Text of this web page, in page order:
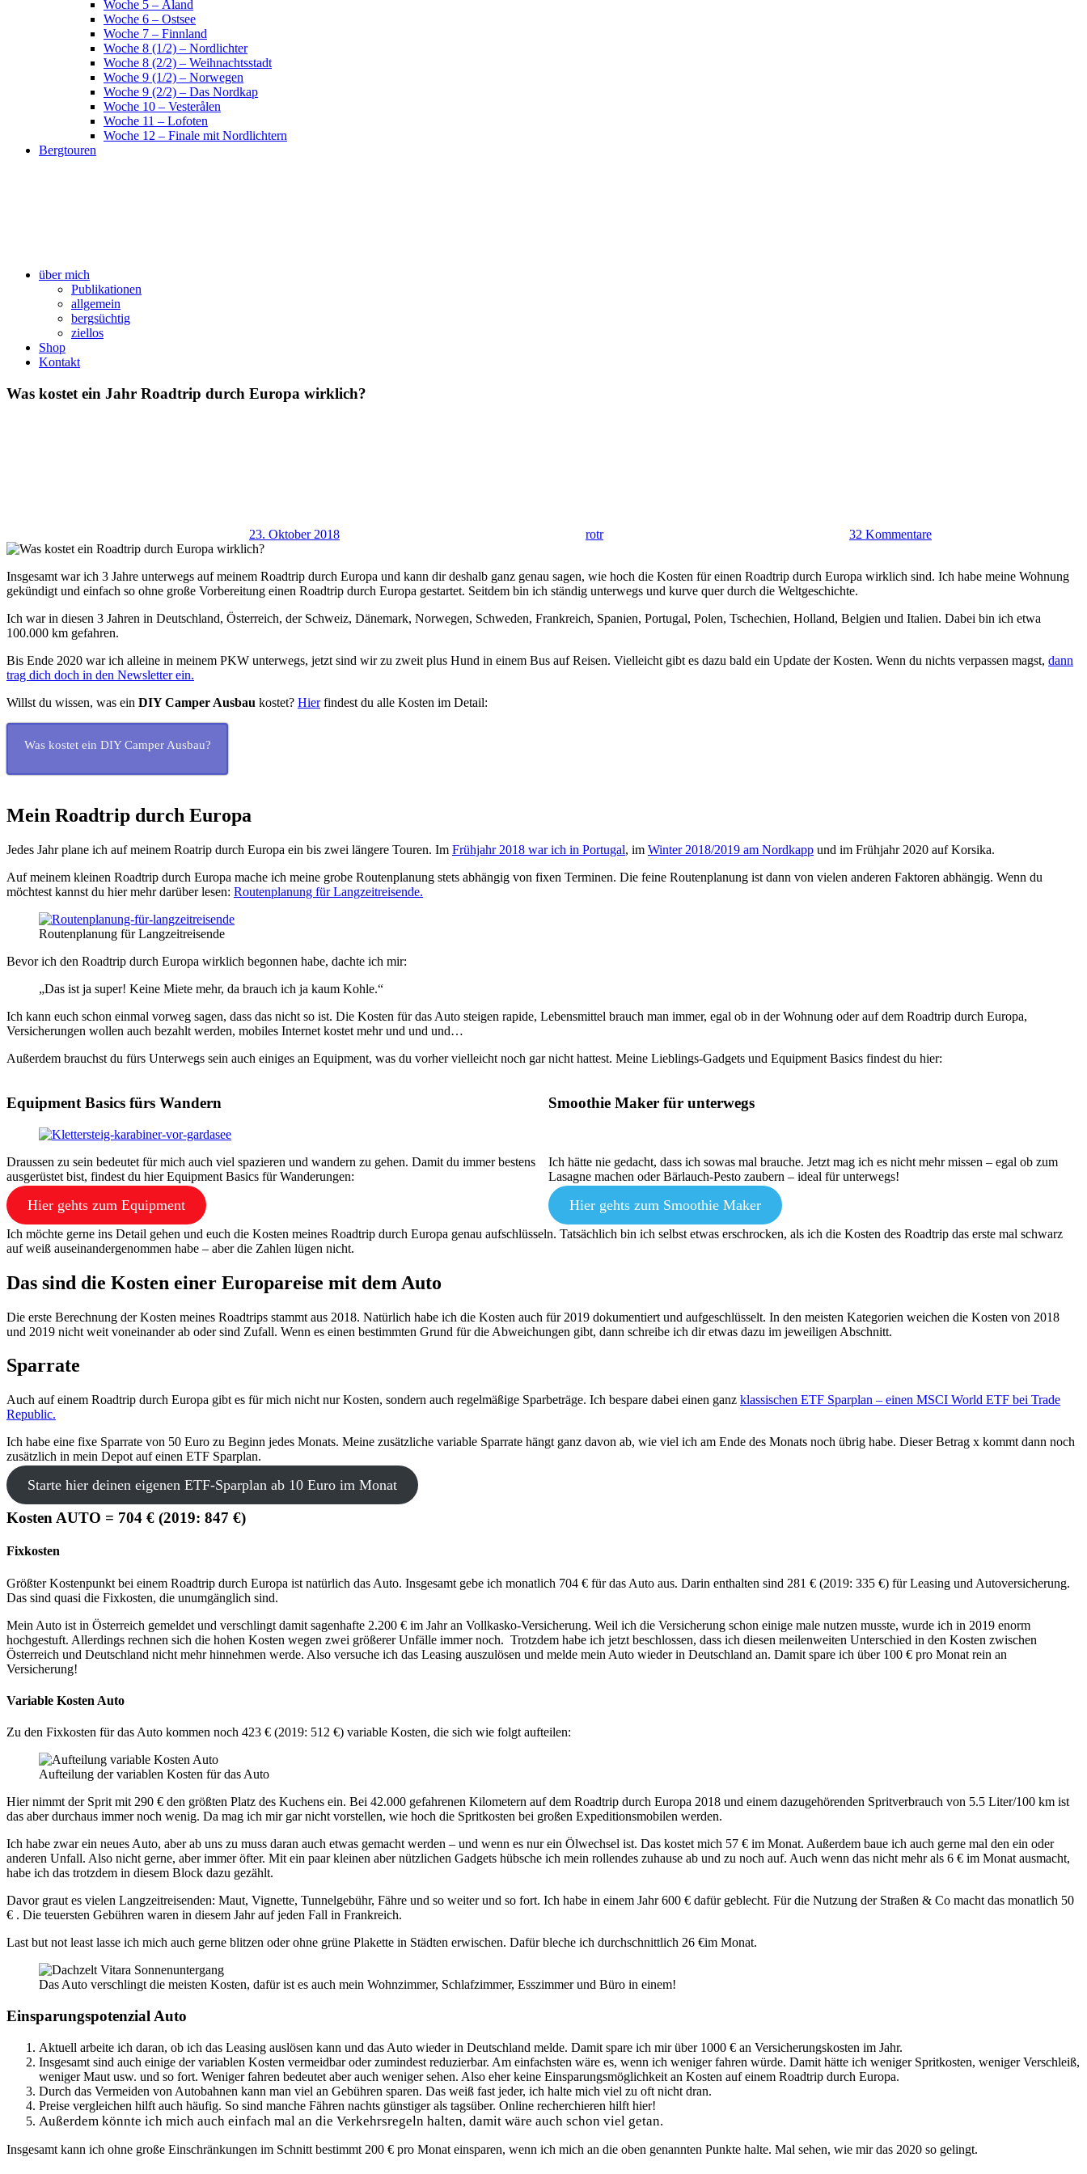
Woche 5 – Åland
Woche 6 – Ostsee
Woche 7 – Finnland
Woche 8 (1/2) – Nordlichter
Woche 8 (2/2) – Weihnachtsstadt
Woche 9 (1/2) – Norwegen
Woche 9 (2/2) – Das Nordkap
Woche 10 – Vesterålen
Woche 11 – Lofoten
Woche 12 – Finale mit Nordlichtern
Bergtouren
über mich
Publikationen
allgemein
bergsüchtig
ziellos
Shop
Kontakt
Was kostet ein Jahr Roadtrip durch Europa wirklich?
23. Oktober 2018 rotr 32 Kommentare
Insgesamt war ich 3 Jahre unterwegs auf meinem Roadtrip durch Europa und kann dir deshalb ganz genau sagen, wie hoch die Kosten für einen Roadtrip durch Europa wirklich sind. Ich habe meine Wohnung
gekündigt und einfach so ohne große Vorbereitung einen Roadtrip durch Europa gestartet. Seitdem bin ich ständig unterwegs und kurve quer durch die Weltgeschichte.
Ich war in diesen 3 Jahren in Deutschland, Österreich, der Schweiz, Dänemark, Norwegen, Schweden, Frankreich, Spanien, Portugal, Polen, Tschechien, Holland, Belgien und Italien. Dabei bin ich etwa
100.000 km gefahren.
Bis Ende 2020 war ich alleine in meinem PKW unterwegs, jetzt sind wir zu zweit plus Hund in einem Bus auf Reisen. Vielleicht gibt es dazu bald ein Update der Kosten. Wenn du nichts verpassen magst, dann
trag dich doch in den Newsletter ein.
Willst du wissen, was ein DIY Camper Ausbau kostet? Hierfindest du alle Kosten im Detail:
Was kostet ein DIY Camper Ausbau?
Mein Roadtrip durch Europa
Jedes Jahr plane ich auf meinem Roatrip durch Europa ein bis zwei längere Touren. Im Frühjahr 2018 war ich in Portugal, im Winter 2018/2019 am Nordkapp und im Frühjahr 2020 auf Korsika.
Auf meinem kleinen Roadtrip durch Europa mache ich meine grobe Routenplanung stets abhängig von fixen Terminen. Die feine Routenplanung ist dann von vielen anderen Faktoren abhängig. Wenn du
möchtest kannst du hier mehr darüber lesen: Routenplanung für Langzeitreisende.
Routenplanung für Langzeitreisende
Bevor ich den Roadtrip durch Europa wirklich begonnen habe, dachte ich mir:
„Das ist ja super! Keine Miete mehr, da brauch ich ja kaum Kohle.“
Ich kann euch schon einmal vorweg sagen, dass das nicht so ist. Die Kosten für das Auto steigen rapide, Lebensmittel brauch man immer, egal ob in der Wohnung oder auf dem Roadtrip durch Europa,
Versicherungen wollen auch bezahlt werden, mobiles Internet kostet mehr und und und…
Außerdem brauchst du fürs Unterwegs sein auch einiges an Equipment, was du vorher vielleicht noch gar nicht hattest. Meine Lieblings-Gadgets und Equipment Basics findest du hier:
Equipment Basics fürs Wandern
Draussen zu sein bedeutet für mich auch viel spazieren und wandern zu gehen. Damit du immer bestens
ausgerüstet bist, findest du hier Equipment Basics für Wanderungen:
Hier gehts zum Equipment
Smoothie Maker für unterwegs
Ich hätte nie gedacht, dass ich sowas mal brauche. Jetzt mag ich es nicht mehr missen – egal ob zum
Lasagne machen oder Bärlauch-Pesto zaubern – ideal für unterwegs!
Hier gehts zum Smoothie Maker
Ich möchte gerne ins Detail gehen und euch die Kosten meines Roadtrip durch Europa genau aufschlüsseln. Tatsächlich bin ich selbst etwas erschrocken, als ich die Kosten des Roadtrip das erste mal schwarz
auf weiß auseinandergenommen habe – aber die Zahlen lügen nicht.
Das sind die Kosten einer Europareise mit dem Auto
Die erste Berechnung der Kosten meines Roadtrips stammt aus 2018. Natürlich habe ich die Kosten auch für 2019 dokumentiert und aufgeschlüsselt. In den meisten Kategorien weichen die Kosten von 2018
und 2019 nicht weit voneinander ab oder sind Zufall. Wenn es einen bestimmten Grund für die Abweichungen gibt, dann schreibe ich dir etwas dazu im jeweiligen Abschnitt.
Sparrate
Auch auf einem Roadtrip durch Europa gibt es für mich nicht nur Kosten, sondern auch regelmäßige Sparbeträge. Ich bespare dabei einen ganz klassischen ETF Sparplan – einen MSCI World ETF bei Trade
Republic.
Ich habe eine fixe Sparrate von 50 Euro zu Beginn jedes Monats. Meine zusätzliche variable Sparrate hängt ganz davon ab, wie viel ich am Ende des Monats noch übrig habe. Dieser Betrag x kommt dann noch
zusätzlich in mein Depot auf einen ETF Sparplan.
Starte hier deinen eigenen ETF-Sparplan ab 10 Euro im Monat
Kosten AUTO = 704 € (2019: 847 €)
Fixkosten
Größter Kostenpunkt bei einem Roadtrip durch Europa ist natürlich das Auto. Insgesamt gebe ich monatlich 704 € für das Auto aus. Darin enthalten sind 281 € (2019: 335 €) für Leasing und Autoversicherung.
Das sind quasi die Fixkosten, die unumgänglich sind.
Mein Auto ist in Österreich gemeldet und verschlingt damit sagenhafte 2.200 € im Jahr an Vollkasko-Versicherung. Weil ich die Versicherung schon einige male nutzen musste, wurde ich in 2019 enorm
hochgestuft. Allerdings rechnen sich die hohen Kosten wegen zwei größerer Unfälle immer noch. Trotzdem habe ich jetzt beschlossen, dass ich diesen meilenweiten Unterschied in den Kosten zwischen
Österreich und Deutschland nicht mehr hinnehmen werde. Also versuche ich das Leasing auszulösen und melde mein Auto wieder in Deutschland an. Damit spare ich über 100 € pro Monat rein an
Versicherung!
Variable Kosten Auto
Zu den Fixkosten für das Auto kommen noch 423 € (2019: 512 €) variable Kosten, die sich wie folgt aufteilen:
Aufteilung der variablen Kosten für das Auto
Hier nimmt der Sprit mit 290 € den größten Platz des Kuchens ein. Bei 42.000 gefahrenen Kilometern auf dem Roadtrip durch Europa 2018 und einem dazugehörenden Spritverbrauch von 5.5 Liter/100 km ist
das aber durchaus immer noch wenig. Da mag ich mir gar nicht vorstellen, wie hoch die Spritkosten bei großen Expeditionsmobilen werden.
Ich habe zwar ein neues Auto, aber ab uns zu muss daran auch etwas gemacht werden – und wenn es nur ein Ölwechsel ist. Das kostet mich 57 € im Monat. Außerdem baue ich auch gerne mal den ein oder
anderen Unfall. Also nicht gerne, aber immer öfter. Mit ein paar kleinen aber nützlichen Gadgets hübsche ich mein rollendes zuhause ab und zu noch auf. Auch wenn das nicht mehr als 6 € im Monat ausmacht,
habe ich das trotzdem in diesem Block dazu gezählt.
Davor graut es vielen Langzeitreisenden: Maut, Vignette, Tunnelgebühr, Fähre und so weiter und so fort. Ich habe in einem Jahr 600 € dafür geblecht. Für die Nutzung der Straßen & Co macht das monatlich 50
€ . Die teuersten Gebühren waren in diesem Jahr auf jeden Fall in Frankreich.
Last but not least lasse ich mich auch gerne blitzen oder ohne grüne Plakette in Städten erwischen. Dafür bleche ich durchschnittlich 26 €im Monat.
Das Auto verschlingt die meisten Kosten, dafür ist es auch mein Wohnzimmer, Schlafzimmer, Esszimmer und Büro in einem!
Einsparungspotenzial Auto
Aktuell arbeite ich daran, ob ich das Leasing auslösen kann und das Auto wieder in Deutschland melde. Damit spare ich mir über 1000 € an Versicherungskosten im Jahr.
Insgesamt sind auch einige der variablen Kosten vermeidbar oder zumindest reduzierbar. Am einfachsten wäre es, wenn ich weniger fahren würde. Damit hätte ich weniger Spritkosten, weniger Verschleiß,
weniger Maut usw. und so fort. Weniger fahren bedeutet aber auch weniger sehen. Also eher keine Einsparungsmöglichkeit an Kosten auf einem Roadtrip durch Europa.
Durch das Vermeiden von Autobahnen kann man viel an Gebühren sparen. Das weiß fast jeder, ich halte mich viel zu oft nicht dran.
Preise vergleichen hilft auch häufig. So sind manche Fähren nachts günstiger als tagsüber. Online recherchieren hilft hier!
Außerdem könnte ich mich auch einfach mal an die Verkehrsregeln halten, damit wäre auch schon viel getan.
Insgesamt kann ich ohne große Einschränkungen im Schnitt bestimmt 200 € pro Monat einsparen, wenn ich mich an die oben genannten Punkte halte. Mal sehen, wie mir das 2020 so gelingt.